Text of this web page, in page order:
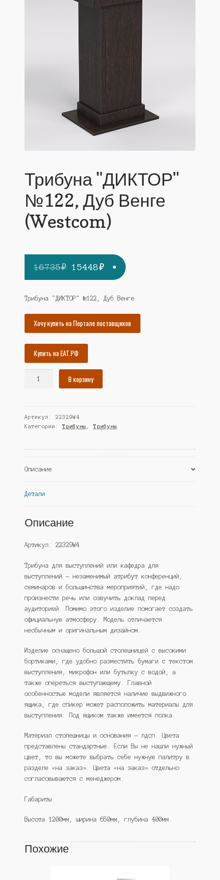
Трибуна "ДИКТОР"
№122, Дуб Венге
(Westcom)
16735₽ Первоначальная
цена
составляла
16735₽.
15448₽Текущая
цена:
15448₽.
Трибуна "ДИКТОР" №122, Дуб Венге
Хочу купить на Портале поставщиков
Купить на ЕАТ.РФ
№122,
Дуб
(Westcom)
В корзину
Артикул: 22329W4
Категории:Трибуны ,Трибуны
Описание
Детали
Описание
Артикул: 22329W4
Трибуна для выступлений или кафедра для
выступлений — незаменимый атрибут конференций,
семинаров и большинства мероприятий, где надо
произнести речь или озвучить доклад перед
аудиторией. Помимо этого изделие помогает создать
официальную атмосферу. Модель отличается
необычным и оригинальным дизайном.
Изделие оснащено большой столешницей с высокими
бортиками, где удобно разместить бумаги с текстом
выступления, микрофон или бутылку с водой, а
также опереться выступающему. Главной
особенностью модели является наличие выдвижного
ящика, где спикер может расположить материалы для
выступления. Под ящиком также имеется полка.
Материал столешницы и основания — лдсп. Цвета
представлены стандартные. Если Вы не нашли нужный
цвет, то вы можете выбрать себе нужную палитру в
разделе «на заказ». Цвета «на заказ» отдельно
согласовываются с менеджером.
Габариты
Высота 1200мм, ширина 650мм, глубина 400мм.
Похожие